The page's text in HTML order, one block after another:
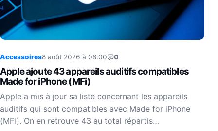
Accessoires8 août 2026 à 08:00 0
Apple ajoute 43 appareils auditifs compatibles
Made for iPhone (MFi)
Apple a mis à jour sa liste concernant les appareils
auditifs qui sont compatibles avec Made for iPhone
(MFi). On en retrouve 43 au total répartis…